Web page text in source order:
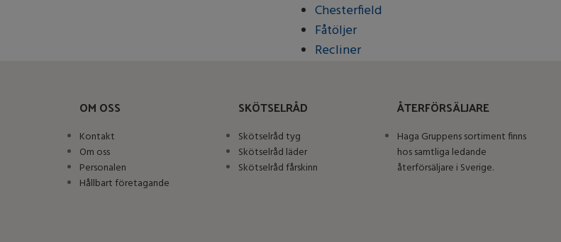
Chesterfield
Fåtöljer
Recliner
OM OSS
Kontakt
Om oss
Personalen
Hållbart företagande
SKÖTSELRÅD
Skötselråd tyg
Skötselråd läder
Skötselråd fårskinn
ÅTERFÖRSÄLJARE
Haga Gruppens sortiment finns
hos samtliga ledande
återförsäljare i Sverige.